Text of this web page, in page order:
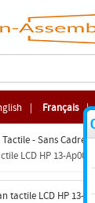
| Français |
- Sans Cadre
LCD HP 13-